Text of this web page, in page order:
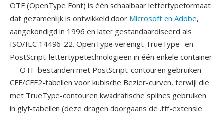
OTF (OpenType Font) is één schaalbaar lettertypeformaat
dat gezamenlijk is ontwikkeld door Microsoft en Adobe,
aangekondigd in 1996 en later gestandaardiseerd als
ISO/IEC 14496-22. OpenType verenigt TrueType- en
PostScript-lettertypetechnologieen in één enkele container
— OTF-bestanden met PostScript-contouren gebruiken
CFF/CFF2-tabellen voor kubische Bezier-curven, terwijl die
met TrueType-contouren kwadratische splines gebruiken
in glyf-tabellen (deze dragen doorgaans de .ttf-extensie